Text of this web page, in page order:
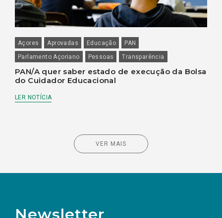
Açores Aprovadas Educação
PAN
Parlamento Açoriano
Pessoas Transparência
PAN/A quer saber estado de execução da Bolsa
do Cuidador Educacional
LER NOTÍCIA
VER MAIS
Newsletter